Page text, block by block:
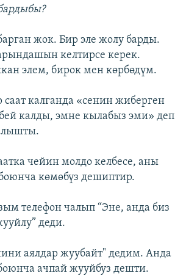
жок. Бир эле жолу барды.
келтирсе керек.
элем, бирок мен көрбөдүм.
саат калганда «сенин жиберген
калды, эмне кылабыз эми» деп
чейин молдо келбесе, аны
көмөбүз дешиптир.
телефон чалып “Эне, анда биз
деди.
аялдар жуубайт" дедим. Анда
ачпай жууйбуз дешти.